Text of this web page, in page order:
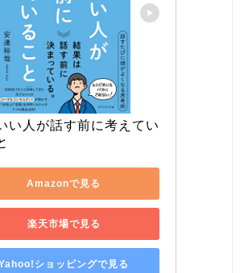
い人が話す前に考えてい
Amazonで見る
楽天市場で見る
ショッピングで見る